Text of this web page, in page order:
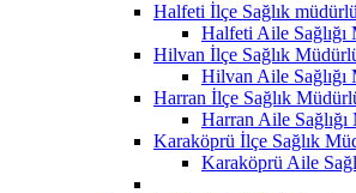
Halfeti İlçe Sağlık
Halfeti Aile Sağlığı
Hilvan İlçe Sağlık
Hilvan Aile Sağlığı
Harran İlçe Sağlık
Harran Aile Sağlığı
Karaköprü İlçe Sağlık
Karaköprü Aile